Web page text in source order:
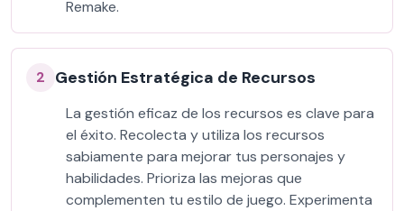
Remake.
2 Gestión Estratégica de Recursos
La gestión eficaz de los recursos es clave para
el éxito. Recolecta y utiliza los recursos
sabiamente para mejorar tus personajes y
habilidades. Prioriza las mejoras que
complementen tu estilo de juego. Experimenta